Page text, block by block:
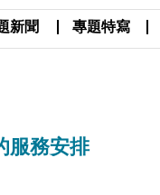
新聞 專題特寫
服務安排